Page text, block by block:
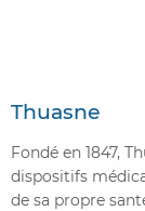
Thuasne
Fondé en 1847,
dispositifs
de sa propre